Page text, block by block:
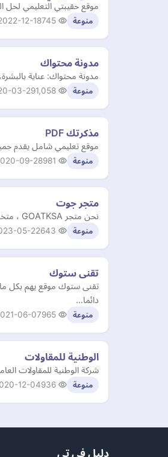
موقع حقيبتي التعليمي لحل
منوعة 12-18
مدونة محتواك
مدونة محتواك: عناية
منوعة 03-29
مذكرتك PDF
موقع تعليمي شامل يقدم
منوعة 09-28
متجر جوت
نحن متجر GOATKSA ، متخصصين في توفير كل ما هو جديد وحصري في عالم السنيكرز ، ونسعى لتلبية احتياجكم بأصناف مميزة .
منوعة 05-22
تقنى ستوك
تقنى ستوك موقع يهم بكل
دائما…
منوعة 06-07
الوطنية للمقاولات
شركة الوطنية للمقاولات
منوعة 12-04
دليل في تي